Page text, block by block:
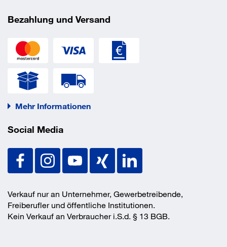
Bezahlung und Versand
Mehr Informationen
Social Media
Verkauf nur an Unternehmer, Gewerbetreibende,
Freiberufler und öffentliche Institutionen.
Kein Verkauf an Verbraucher i.S.d. § 13 BGB.